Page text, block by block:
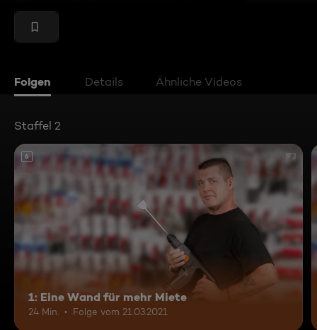
Folgen Details Ähnliche Videos
Staffel 2
6
1: Eine Wand für mehr Miete
24 Min. Folge vom 21.03.2021